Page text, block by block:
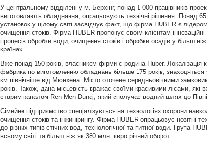
У центральному відділені у м. Берхінг, понад 1 000 працівників
виготовляють обладнання, опрацьовують технічні рішення. Понад
установок у цілому світі засвідчує факт, що фірма HUBER є
очищення стоків. Фірма HUBER пропонує своїм клієнтам
процесів обробки води, очищення стоків і обробки осадів у більш
країнах.
Вже понад 150 років, власником фірми є родина Huber. Локалізація
фабрика по виготовленню обладнань більше 175 років, знаходяться
км північніше від Мюнхена. Місто оточене середньовічними
років. Також, дана місцевість вражає своїми красивими лісами, які
старим каналом Ren-Men-Dunaj, який сполучає водний шлях до
Сімейне підприємство спеціалізується на технологіях охорони
очищення стоків та інжинірингу. Фірма HUBER опрацьовує новітні
до різних типів стічних вод, технологічної та питної води. Група
всьому світі та більш ніж як 380 млн. євро річний оборот.
Історія фірми починається з 1872 року, коли Johann Huber
початку сімейна компанія була пов’язана з тематикою води і
та резервуари для броварень і харчової промисловості. З часом, з
високоякісний завод переробки нержавіючої сталі і виробника
осаду.
Більше 140 років фірма HUBER, своєю діяльністю у сферах
воду.
Продукція фірми HUBER опрацьована відповідно до багаторічної
для забезпечення найвищої якості та задоволення від експлуатації
сталь, як матеріал виготовлення.